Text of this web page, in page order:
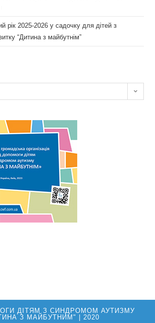
рік 2025-2026 у садочку для дітей з
“Дитина з майбутнім”
ДІТЯМ З СИНДРОМОМ АУТИЗМУ
З МАЙБУТНИМ" | 2020